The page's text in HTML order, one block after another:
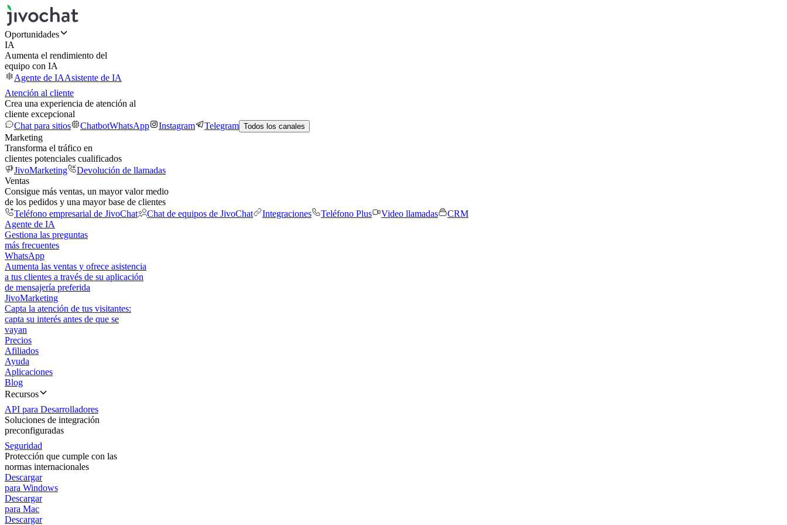
Oportunidades
IA
Aumenta el rendimiento del
equipo con IA
Agente de IAAsistente de IA
Atención al cliente
Crea una experiencia de atención al
cliente excepcional
Chat para sitios
ChatbotWhatsApp Instagram Telegram Todos los canales
Marketing
Transforma el tráfico en
clientes potenciales cualificados
JivoMarketing
Devolución de llamadas
Ventas
Consigue más ventas, un mayor valor medio
de los pedidos y una mayor base de clientes
Teléfono empresarial de JivoChat
Chat de equipos de JivoChat Integraciones Teléfono Plus Video llamadas
CRM
Agente de IA
Gestiona las preguntas
más frecuentes
WhatsApp
Aumenta las ventas y ofrece asistencia
a tus clientes a través de su aplicación
de mensajería preferida
JivoMarketing
Capta la atención de tus visitantes:
capta su interés antes de que se
vayan
Precios
Afiliados
Ayuda
Aplicaciones
Blog
Recursos
API para Desarrolladores
Soluciones de integración
preconfiguradas
Seguridad
Protección que cumple con las
normas internacionales
Descargar
para Windows
Descargar
para Mac
Descargar